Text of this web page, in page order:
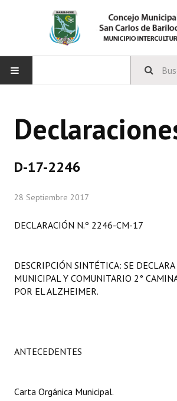
CONCEJO
Comisiones Permanentes
Comisiones Especiales
Programas
Constitución Provincial
D-17-2246
28 Septiembre 2017
DECLARACIÓN N.º 2246-CM-17
DESCRIPCIÓN SINTÉTICA: SE
MUNICIPAL Y COMUNITARIO 2°
POR EL ALZHEIMER.
ANTECEDENTES
Carta Orgánica Municipal.